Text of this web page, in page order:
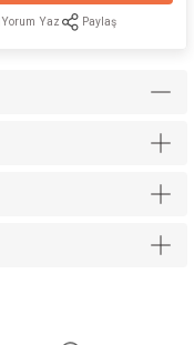
Yorum Yaz Paylaş